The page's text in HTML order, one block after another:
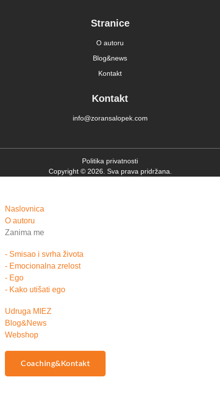
Stranice
O autoru
Blog&news
Kontakt
Kontakt
info@zoransalopek.com
Copyright © 2026. Sva prava pridržana.
Politika privatnosti
Naslovnica
O autoru
Zanima me
- Smisao i svrha života
- Emocionalna zrelost
- Ego
- Kako utišati ego
Udruga MIEZ
Blog&News
Webshop
Coaching&Kontakt